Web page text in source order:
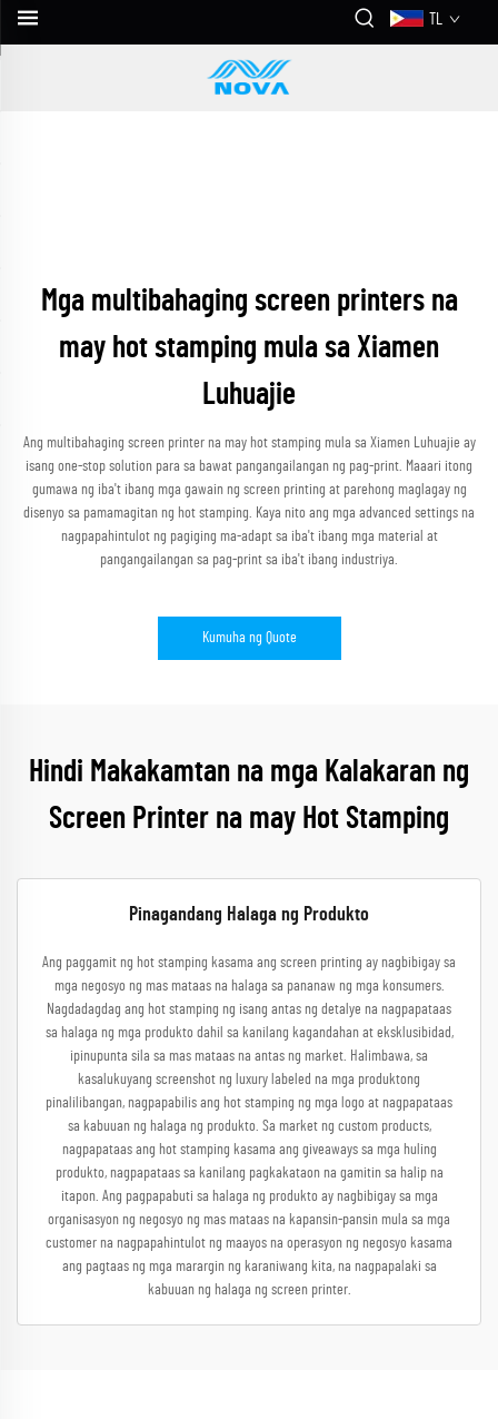
TL
Mga multibahaging screen printers na
may hot stamping mula sa Xiamen
Luhuajie
Ang multibahaging screen printer na may hot stamping mula sa Xiamen Luhuajie ay
isang one-stop solution para sa bawat pangangailangan ng pag-print. Maaari itong
gumawa ng iba't ibang mga gawain ng screen printing at parehong maglagay ng
disenyo sa pamamagitan ng hot stamping. Kaya nito ang mga advanced settings na
nagpapahintulot ng pagiging ma-adapt sa iba't ibang mga material at
pangangailangan sa pag-print sa iba't ibang industriya.
Kumuha ng Quote
Hindi Makakamtan na mga Kalakaran ng
Screen Printer na may Hot Stamping
Pinagandang Halaga ng Produkto
Ang paggamit ng hot stamping kasama ang screen printing ay nagbibigay sa
mga negosyo ng mas mataas na halaga sa pananaw ng mga konsumers.
Nagdadagdag ang hot stamping ng isang antas ng detalye na nagpapataas
sa halaga ng mga produkto dahil sa kanilang kagandahan at eksklusibidad,
ipinupunta sila sa mas mataas na antas ng market. Halimbawa, sa
kasalukuyang screenshot ng luxury labeled na mga produktong
pinalilibangan, nagpapabilis ang hot stamping ng mga logo at nagpapataas
sa kabuuan ng halaga ng produkto. Sa market ng custom products,
nagpapataas ang hot stamping kasama ang giveaways sa mga huling
produkto, nagpapataas sa kanilang pagkakataon na gamitin sa halip na
itapon. Ang pagpapabuti sa halaga ng produkto ay nagbibigay sa mga
organisasyon ng negosyo ng mas mataas na kapansin-pansin mula sa mga
customer na nagpapahintulot ng maayos na operasyon ng negosyo kasama
ang pagtaas ng mga marargin ng karaniwang kita, na nagpapalaki sa
kabuuan ng halaga ng screen printer.